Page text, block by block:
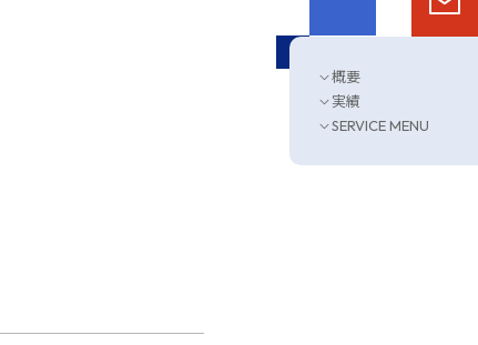
概要
実績
SERVICE MENU